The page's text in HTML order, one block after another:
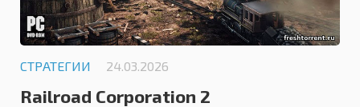
СТРАТЕГИИ 24.03.2026
Railroad Corporation 2